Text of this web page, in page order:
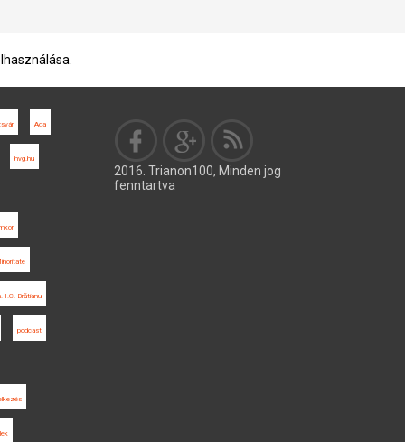
Ada
hvg.hu
I.C. Brătianu
podcast
2016. Trianon100, Minden jog
fenntartva